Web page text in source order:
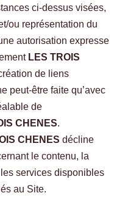
ci-dessus visées,
ou représentation du
autorisation expresse
LES TROIS
de liens
peut-être faite qu’avec
de
CHENES.
CHENES décline
le contenu, la
services disponibles
au Site.